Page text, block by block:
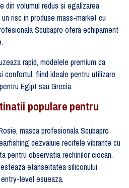
din volumul redus si egalizarea
risc in produse mass-market cu
Scubapro ofera echipament
rapid, modelele premium ca
fiind ideale pentru utilizare
Egipt sau Grecia.
populare pentru
masca profesionala Scubapro
dezvaluie recifele vibrante cu
pentru observatia rechinilor ciocan.
etanseitatea siliconului
level esueaza.